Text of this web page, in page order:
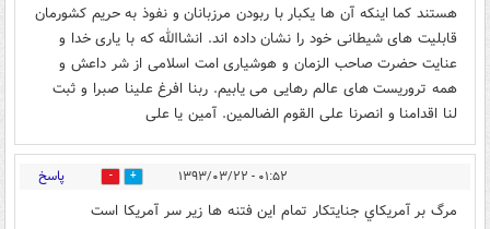
هستند کما اینکه آن ها یکبار با ربودن مرزبانان و نفوذ به حریم کشورمان
قابلیت های شیطانی خود را نشان داده اند. انشاالله که با یاری خدا و
عنایت حضرت صاحب الزمان و هوشیاری امت اسلامی از شر داعش و
همه تروریست های عالم رهایی می یابیم. ربنا افرغ علینا صبرا و ثبت
لنا اقدامنا و انصرنا علی القوم الضالمین. آمین یا علی
۰۱:۵۲ - ۱۳۹۳/۰۳/۲۲ 0 پاسخ
مرگ بر آمريكاي جنايتكار تمام اين فتنه ها زير سر آمريكا است